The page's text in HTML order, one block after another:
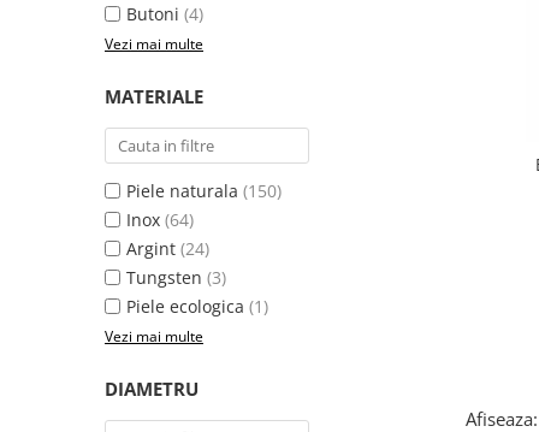
semipretioase
Bijuterii argint cu diverse
Bijuterii argint cu murano
Bijuterii de Lux
Bijuterii Handmade
Bijuterii fantezie
Casete si cutii de bijuterii
Bijuterii tungsten
Accesorii Piele
Solutii si lavete de curatare
Butoni (4)
Vezi mai multe
MATERIALE
Piele naturala (150)
Inox (64)
Argint (24)
Tungsten (3)
Piele ecologica (1)
Vezi mai multe
DIAMETRU
Afiseaza: